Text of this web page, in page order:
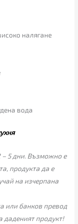
налягане
вода
– 5 дни. Възможно е
продукта да е
на изчерпана
или банков превод
даденият продукт!